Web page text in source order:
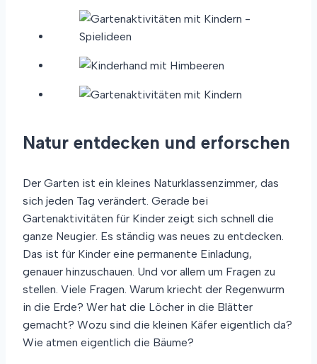
Natur entdecken und erforschen
Der Garten ist ein kleines Naturklassenzimmer, das
sich jeden Tag verändert. Gerade bei
Gartenaktivitäten für Kinder zeigt sich schnell die
ganze Neugier. Es ständig was neues zu entdecken.
Das ist für Kinder eine permanente Einladung,
genauer hinzuschauen. Und vor allem um Fragen zu
stellen. Viele Fragen. Warum kriecht der Regenwurm
in die Erde? Wer hat die Löcher in die Blätter
gemacht? Wozu sind die kleinen Käfer eigentlich da?
Wie atmen eigentlich die Bäume?